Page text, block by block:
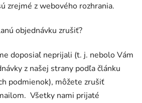
zrejmé z webového rozhrania.
objednávku zrušiť?
doposiaľ neprijali (t. j. nebolo Vám
z našej strany podľa článku
podmienok), môžete zrušiť
Všetky nami prijaté